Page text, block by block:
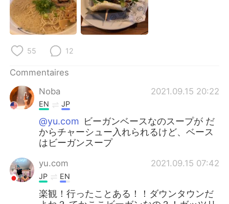
55 12
Commentaires
Noba
2021.09.15 20:22
EN JP
@yu.com ビーガンベースなのスープが だ
からチャーシュー入れられるけど、ベース
はビーガンスープ
yu.com 2021.09.15 07:42
JP EN
楽観！行ったことある！！ダウンタウンだ